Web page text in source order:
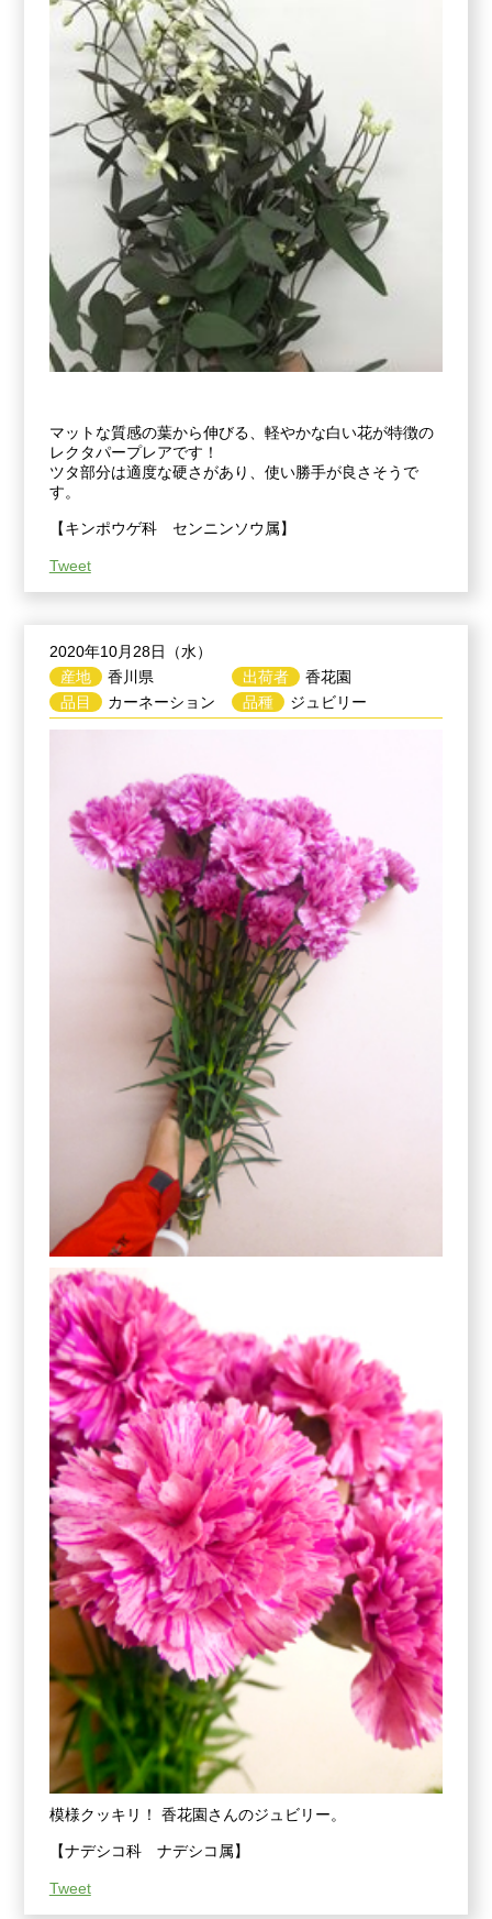
マットな質感の葉から伸びる、軽やかな白い花が特徴の
レクタパープレアです！
ツタ部分は適度な硬さがあり、使い勝手が良さそうで
す。
【キンポウゲ科 センニンソウ属】
Tweet
2020年10月28日（水）
産地
香川県
品目
カーネーション
出荷者
香花園
品種
ジュビリー
模様クッキリ！ 香花園さんのジュビリー。
【ナデシコ科 ナデシコ属】
Tweet